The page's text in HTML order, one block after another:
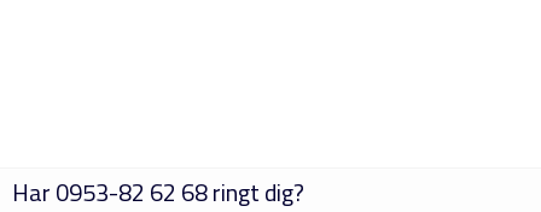
Har0953-82 62 68ringt dig?